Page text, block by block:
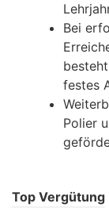
Bei
festes
Polier
Top Vergütung